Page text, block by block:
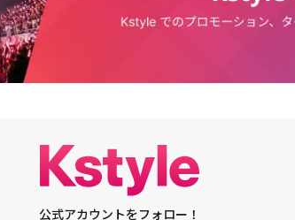
公式アカウントをフォロー！